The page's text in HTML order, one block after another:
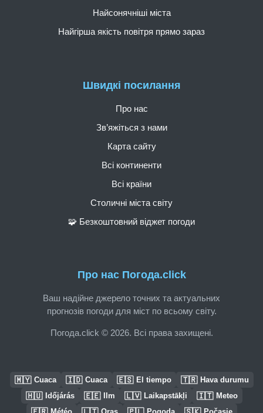
Про нас Погода.click
Ваш надійне джерело точних та актуальних
прогнозів погоди для міст по всьому світу.
Погода.click © 2026. Всі права захищені.
Швидкі посилання
Про нас
Зв’яжіться з нами
Карта сайту
Всі континенти
Всі країни
Столичні міста світу
🧩 Безкоштовний віджет погоди
Найсонячніші міста
Найгірша якість повітря прямо зараз
🇲🇾 Cuaca 🇮🇩 Cuaca 🇪🇸 El tiempo 🇹🇷 Hava durumu
🇭🇺 Időjárás 🇪🇪 Ilm 🇱🇻 Laikapstākļi 🇮🇹 Meteo